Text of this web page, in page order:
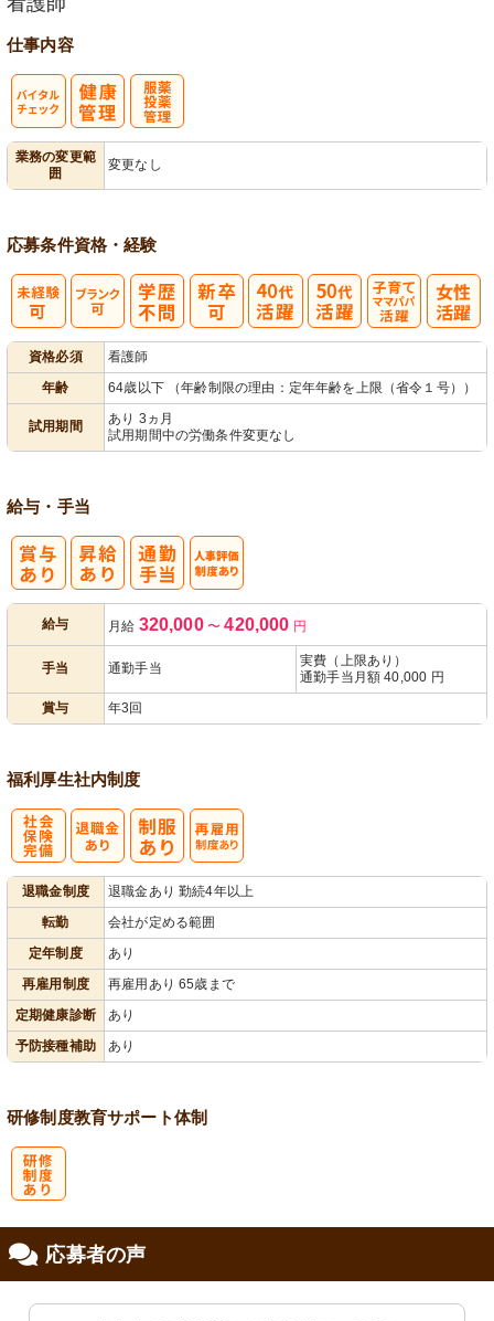
仕事内容
業務の変更範
囲
変更なし
応募条件資格・経験
資格必須
看護師
年齢
64歳以下 （年齢制限の理由：定年年齢を上限（省令１号））
試用期間
あり 3ヵ月
試用期間中の労働条件変更なし
給与・手当
給与 月給 320,000 〜 420,000 円
手当 通勤手当
実費（上限あり）
通勤手当月額 40,000 円
賞与
年3回
福利厚生社内制度
退職金制度
退職金あり 勤続4年以上
転勤
会社が定める範囲
定年制度
あり
再雇用制度
再雇用あり 65歳まで
定期健康診断
あり
予防接種補助
あり
研修制度教育サポート体制
応募者の声